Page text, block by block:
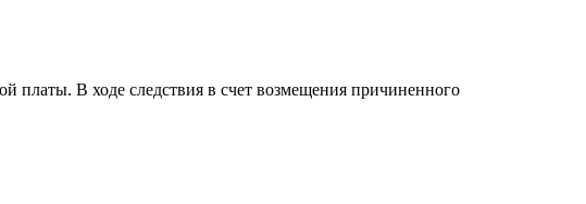
платы. В ходе следствия в счет возмещения причиненного